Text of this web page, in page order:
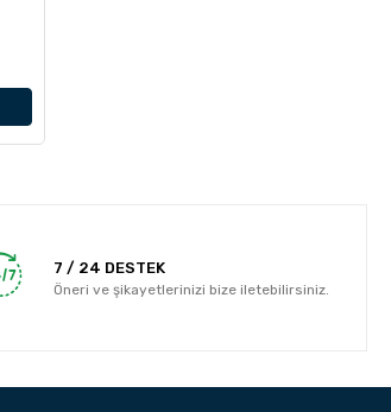
7 / 24 DESTEK
Öneri ve şikayetlerinizi bize iletebilirsiniz.